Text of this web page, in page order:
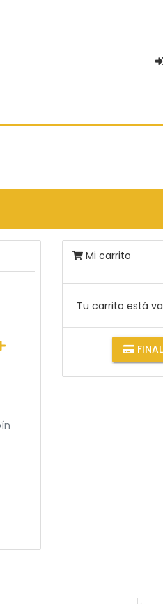
Mi carrito
Tu carrito está